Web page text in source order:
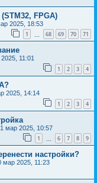
FPGA)
2025, 18:53
1 68 69 70 71
11:01
1 2 3 4
2025, 14:14
1 2 3 4
мар 2025, 10:57
1 6 7 8 9
настройки?
мар 2025, 11:23